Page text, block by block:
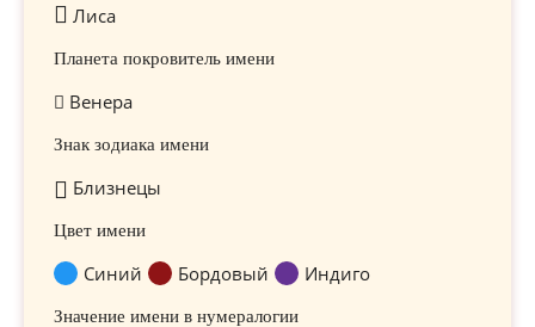
Лиса
Планета покровитель имени
Венера
Знак зодиака имени
Близнецы
Цвет имени
Синий Бордовый Индиго
Значение имени в нумералогии